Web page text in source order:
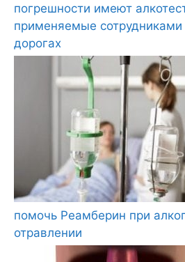
погрешности имеют
применяемые сотрудниками
дорогах
помочь Реамберин при
отравлении